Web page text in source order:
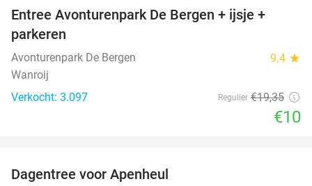
Entree Avonturenpark De Bergen + ijsje +
parkeren
Avonturenpark De Bergen 9.4 star
Wanroij
Verkocht: 3.097
Regulier €19,35
€10
Dagentree voor Apenheul